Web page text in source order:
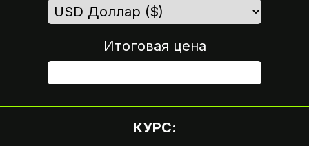
КУРС:
Итоговая цена
ШАГ 4